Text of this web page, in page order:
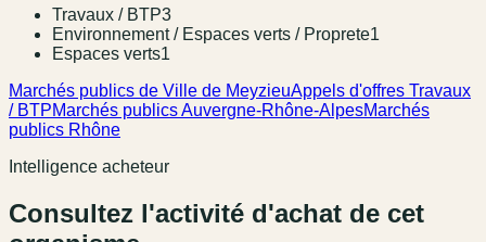
Travaux / BTP3
Environnement / Espaces verts / Proprete1
Espaces verts1
Marchés publics de Ville de MeyzieuAppels d'offres Travaux
/ BTPMarchés publics Auvergne-Rhône-AlpesMarchés
publics Rhône
Intelligence acheteur
Consultez l'activité d'achat de cet